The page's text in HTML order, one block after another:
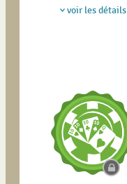
voir les détails